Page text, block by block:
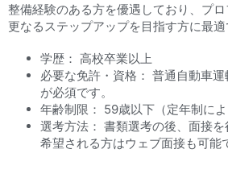
整備経験のある方を優遇しており、プ
更なるステップアップを目指す方に最適
学歴： 高校卒業以上
必要な免許・資格： 普通自動車運
が必須です。
年齢制限： 59歳以下（定年制によ
選考方法： 書類選考の後、面接
希望される方はウェブ面接も可能